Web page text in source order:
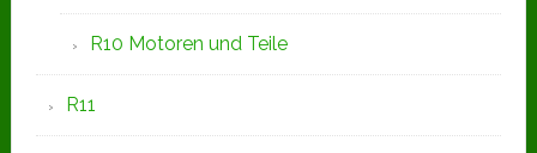
R10 Motoren und Teile
R11